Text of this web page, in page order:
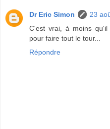
Dr Eric Simon
23
C'est vrai, à moins
pour faire tout le tour...
Répondre